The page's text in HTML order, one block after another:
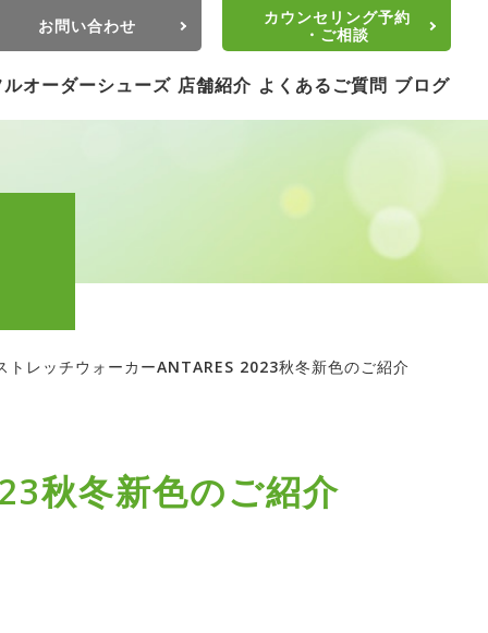
お問い合わせ
カウンセリング予約
・ご相談
ルオーダーシューズ 店舗紹介 よくあるご質問 ブログ
トレッチウォーカーANTARES 2023秋冬新色のご紹介
秋冬新色のご紹介